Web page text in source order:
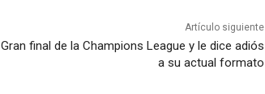
Artículo siguiente
Gran final de la Champions League y le dice adiós
a su actual formato